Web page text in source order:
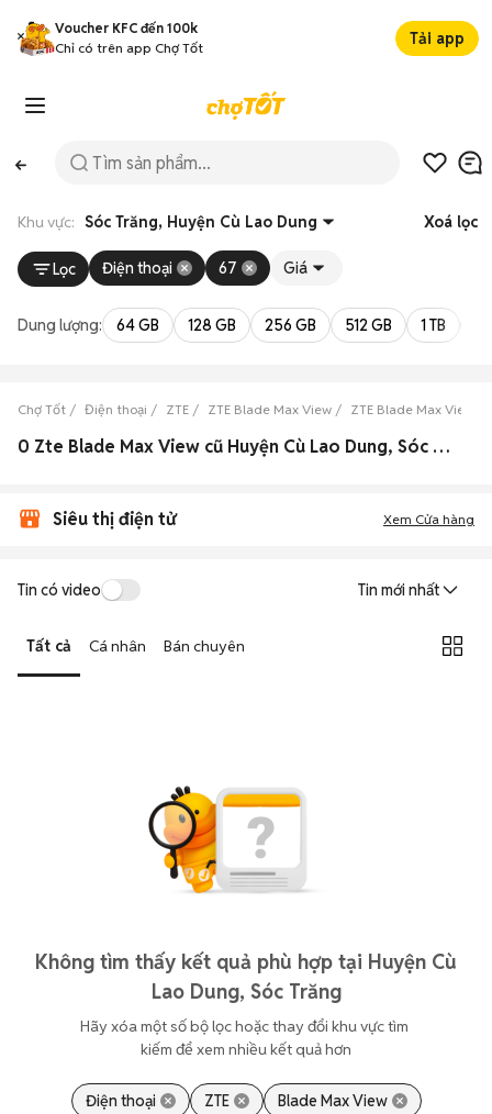
Voucher KFC đến 100k
Chỉ có trên app Chợ Tốt
Tải app
Khu vực: Sóc Trăng, Huyện Cù Lao Dung Xoá lọc
Lọc Điện thoại 67 Giá
Dung lượng: 64 GB 128 GB 256 GB 512 GB 1 TB
Chợ Tốt Điện thoại ZTE ZTE Blade Max View ZTE Blade Max View
0 Zte Blade Max View cũ Huyện Cù Lao Dung, Sóc Trăng đẹp
Siêu thị điện tử Xem Cửa hàng
Tin có video Tin mới nhất
Tất cả Cá nhân Bán chuyên
Không tìm thấy kết quả phù hợp tại Huyện Cù
Lao Dung, Sóc Trăng
Hãy xóa một số bộ lọc hoặc thay đổi khu vực tìm
kiếm để xem nhiều kết quả hơn
Điện thoại ZTE Blade Max View